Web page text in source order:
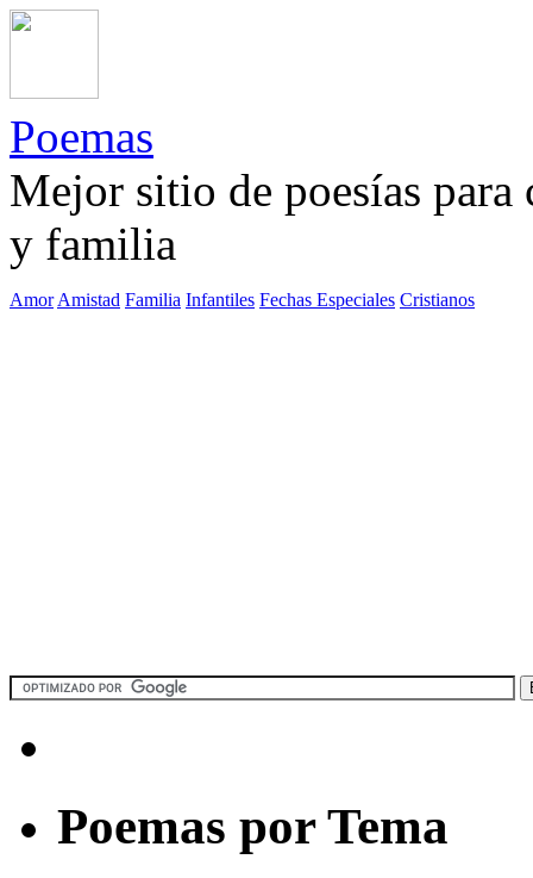
Poemas
Mejor sitio de poesías
y familia
Amor Amistad Familia Infantiles Fechas Especiales Cristianos
Poemas por Tema